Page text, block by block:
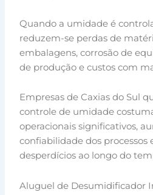
Quando a umidade é
reduzem-se perdas de
embalagens, corrosão de
de produção e custos com
Empresas de Caxias do Sul
controle de umidade
operacionais significativos,
confiabilidade dos processos
desperdícios ao longo do
Aluguel de Desumidificador